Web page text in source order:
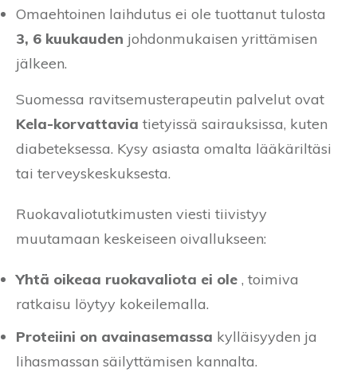
Omaehtoinen laihdutus ei ole tuottanut tulosta
3, 6 kuukauden johdonmukaisen yrittämisen
jälkeen.
Suomessa ravitsemusterapeutin palvelut ovat
Kela-korvattavia tietyissä sairauksissa, kuten
diabeteksessa. Kysy asiasta omalta lääkäriltäsi
tai terveyskeskuksesta.
Ruokavaliotutkimusten viesti tiivistyy
muutamaan keskeiseen oivallukseen:
Yhtä oikeaa ruokavaliota ei ole , toimiva
ratkaisu löytyy kokeilemalla.
Proteiini on avainasemassa kylläisyyden ja
lihasmassan säilyttämisen kannalta.